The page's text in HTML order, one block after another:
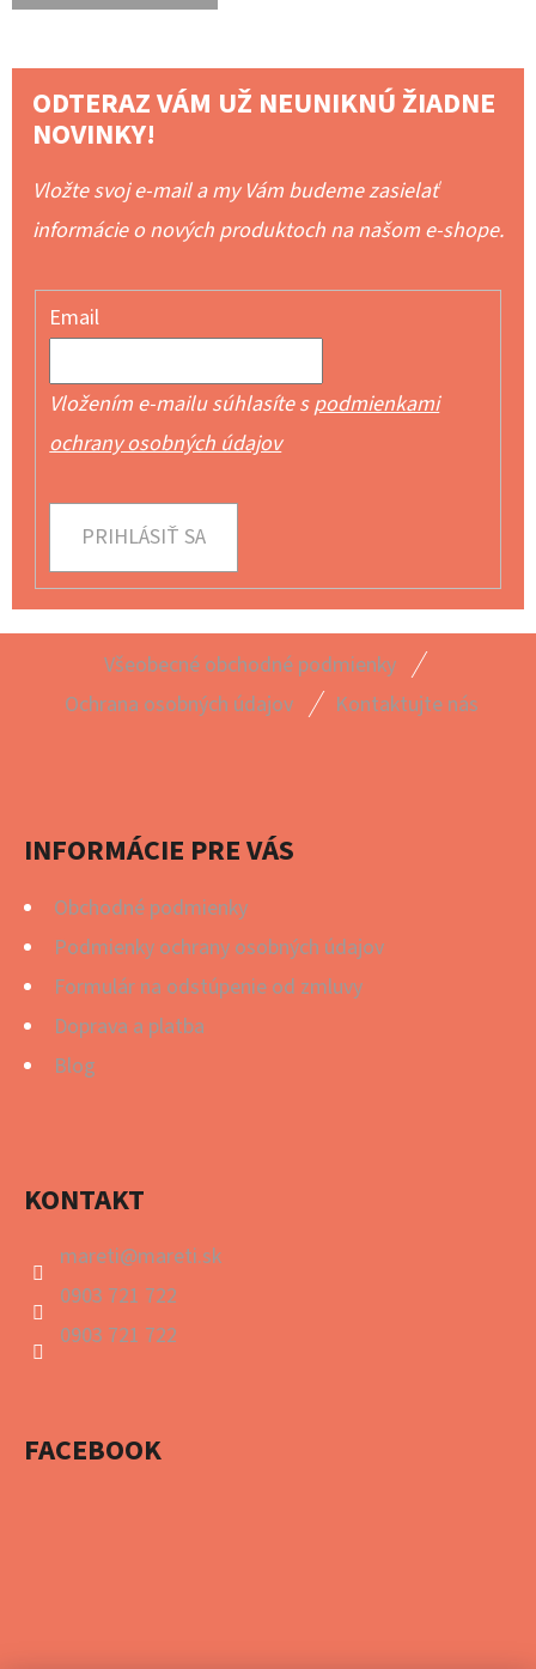
ODTERAZ VÁM UŽ NEUNIKNÚ ŽIADNE
NOVINKY!
Vložte svoj e-mail a my Vám budeme zasielať
informácie o nových produktoch na našom e-shope.
Email
Vložením e-mailu súhlasíte spodmienkami
ochrany osobných údajov
PRIHLÁSIŤ SA
Všeobecné obchodné podmienky
Ochrana osobných údajov
Kontaktujte nás
INFORMÁCIE PRE VÁS
Obchodné podmienky
Podmienky ochrany osobných údajov
Formulár na odstúpenie od zmluvy
Doprava a platba
Blog
KONTAKT
mareti@mareti.sk
0903 721 722
0903 721 722
FACEBOOK